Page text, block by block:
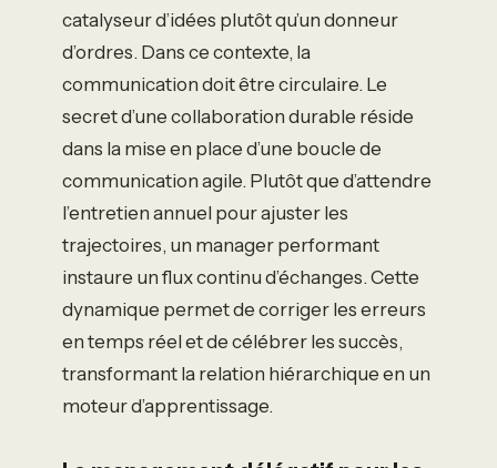
catalyseur d’idées plutôt qu’un donneur
d’ordres. Dans ce contexte, la
communication doit être circulaire. Le
secret d’une collaboration durable réside
dans la mise en place d’une boucle de
communication agile. Plutôt que d’attendre
l’entretien annuel pour ajuster les
trajectoires, un manager performant
instaure un flux continu d’échanges. Cette
dynamique permet de corriger les erreurs
en temps réel et de célébrer les succès,
transformant la relation hiérarchique en un
moteur d’apprentissage.